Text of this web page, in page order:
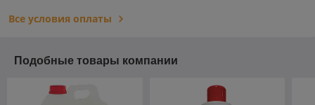
Все условия оплаты
Подобные товары компании